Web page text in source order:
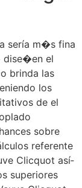
sería m�s fina
dise�en el
brinda las
los
de el
sobre
referente
Clicquot así­
superiores